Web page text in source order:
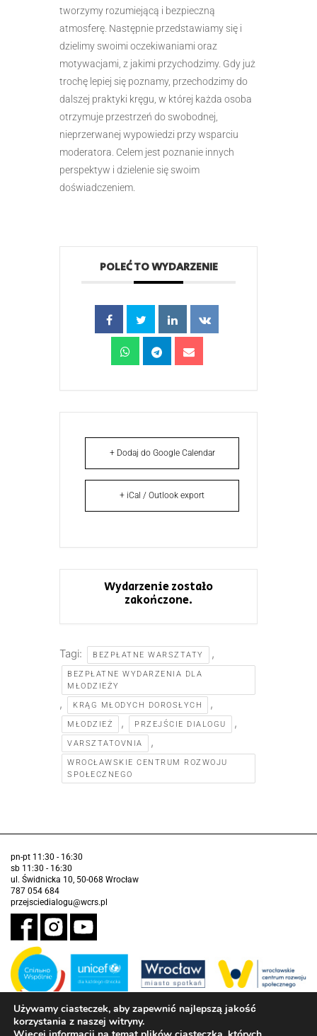
tworzymy rozumiejącą i bezpieczną
atmosferę. Następnie przedstawiamy się i
dzielimy swoimi oczekiwaniami oraz
motywacjami, z jakimi przychodzimy. Gdy już
trochę lepiej się poznamy, przechodzimy do
dalszej praktyki kręgu, w której każda osoba
otrzymuje przestrzeń do swobodnej,
nieprzerwanej wypowiedzi przy wsparciu
moderatora. Celem jest poznanie innych
perspektyw i dzielenie się swoim
doświadczeniem.
POLEĆ TO WYDARZENIE
+ Dodaj do Google Calendar
+ iCal / Outlook export
Wydarzenie zostało
zakończone.
Tagi: BEZPŁATNE WARSZTATY ,
BEZPŁATNE WYDARZENIA DLA
MŁODZIEŻY
, KRĄG MŁODYCH DOROSŁYCH ,
MŁODZIEŻ , PRZEJŚCIE DIALOGU ,
VARSZTATOVNIA ,
WROCŁAWSKIE CENTRUM ROZWOJU
SPOŁECZNEGO
pn-pt 11:30 - 16:30
sb 11:30 - 16:30
ul. Świdnicka 10, 50-068 Wrocław
787 054 684
przejsciedialogu@wcrs.pl
Zadanie realizowane ze środków Gminy Wrocław w partnerstwie z
Funduszem Narodów Zjednoczonych na Rzecz Dzieci (UNICEF)
Używamy ciasteczek, aby zapewnić najlepszą jakość
korzystania z naszej witryny.